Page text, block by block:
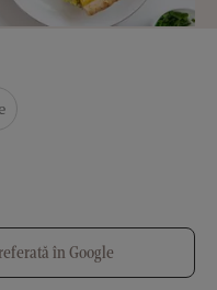
în Google